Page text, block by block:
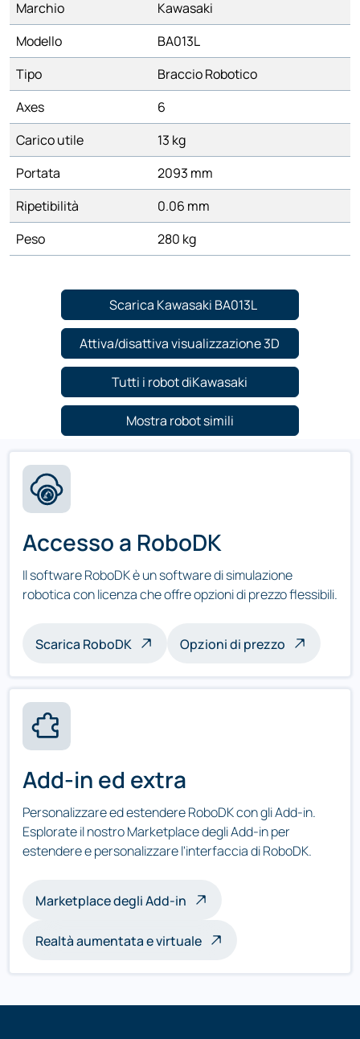
Marchio
Kawasaki
Modello
BA013L
Tipo
Braccio Robotico
Axes
6
Carico utile
13 kg
Portata
2093 mm
Ripetibilità
0.06 mm
Peso
280 kg
Scarica Kawasaki BA013L
Attiva/disattiva visualizzazione 3D
Tutti i robot diKawasaki
Mostra robot simili
Accesso a RoboDK
Il software RoboDK è un software di simulazione
robotica con licenza che offre opzioni di prezzo flessibili.
Scarica RoboDK Opzioni di prezzo
Add-in ed extra
Personalizzare ed estendere RoboDK con gli Add-in.
Esplorate il nostro Marketplace degli Add-in per
estendere e personalizzare l'interfaccia di RoboDK.
Marketplace degli Add-in
Realtà aumentata e virtuale